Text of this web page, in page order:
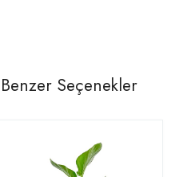
Seçenekler